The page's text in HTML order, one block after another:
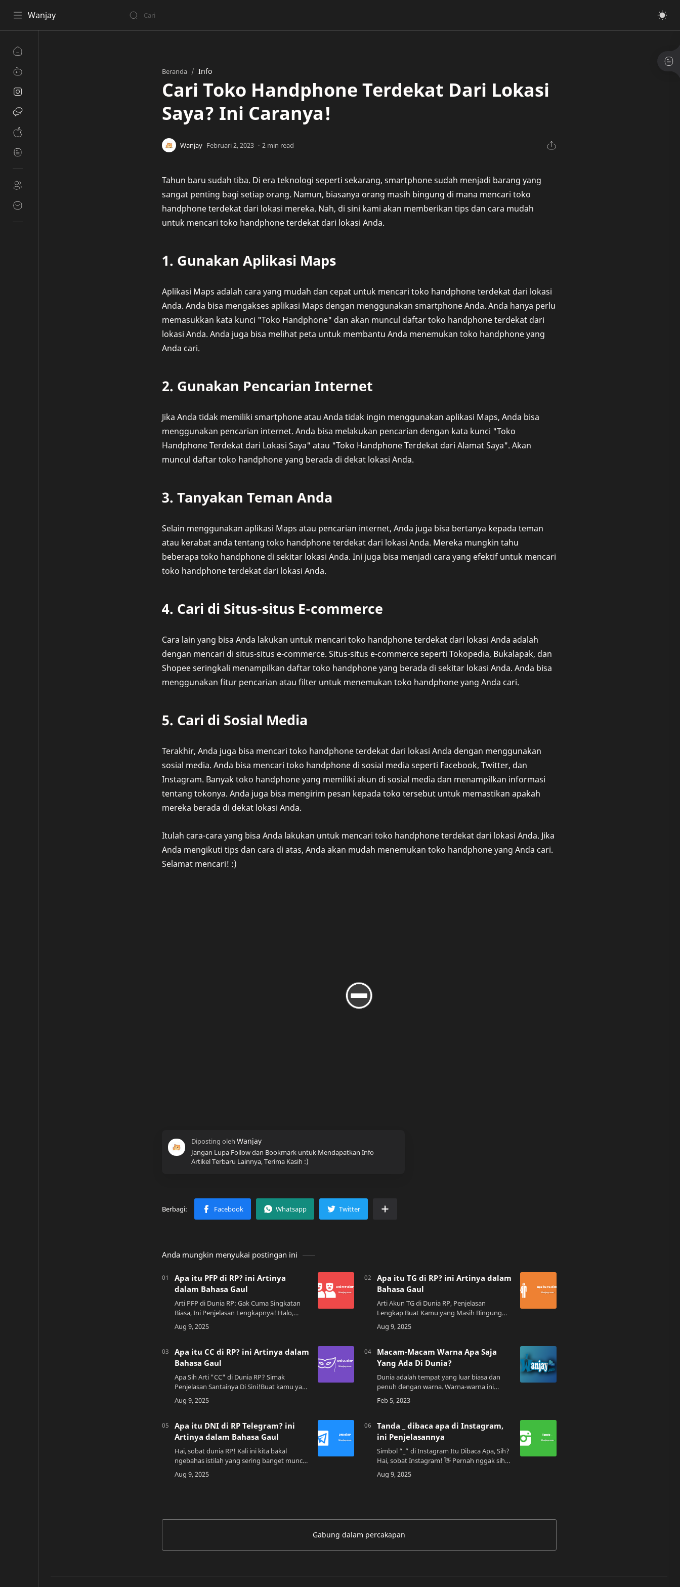
Wanjay
Beranda Info
Cari Toko Handphone Terdekat Dari Lokasi
Saya? Ini Caranya!
2 min read
Tahun baru sudah tiba. Di era teknologi seperti sekarang, smartphone sudah menjadi barang yang
sangat penting bagi setiap orang. Namun, biasanya orang masih bingung di mana mencari toko
handphone terdekat dari lokasi mereka. Nah, di sini kami akan memberikan tips dan cara mudah
untuk mencari toko handphone terdekat dari lokasi Anda.
1. Gunakan Aplikasi Maps
Aplikasi Maps adalah cara yang mudah dan cepat untuk mencari toko handphone terdekat dari lokasi
Anda. Anda bisa mengakses aplikasi Maps dengan menggunakan smartphone Anda. Anda hanya perlu
memasukkan kata kunci "Toko Handphone" dan akan muncul daftar toko handphone terdekat dari
lokasi Anda. Anda juga bisa melihat peta untuk membantu Anda menemukan toko handphone yang
Anda cari.
2. Gunakan Pencarian Internet
Jika Anda tidak memiliki smartphone atau Anda tidak ingin menggunakan aplikasi Maps, Anda bisa
menggunakan pencarian internet. Anda bisa melakukan pencarian dengan kata kunci "Toko
Handphone Terdekat dari Lokasi Saya" atau "Toko Handphone Terdekat dari Alamat Saya". Akan
muncul daftar toko handphone yang berada di dekat lokasi Anda.
3. Tanyakan Teman Anda
Selain menggunakan aplikasi Maps atau pencarian internet, Anda juga bisa bertanya kepada teman
atau kerabat anda tentang toko handphone terdekat dari lokasi Anda. Mereka mungkin tahu
beberapa toko handphone di sekitar lokasi Anda. Ini juga bisa menjadi cara yang efektif untuk mencari
toko handphone terdekat dari lokasi Anda.
4. Cari di Situs-situs E-commerce
Cara lain yang bisa Anda lakukan untuk mencari toko handphone terdekat dari lokasi Anda adalah
dengan mencari di situs-situs e-commerce. Situs-situs e-commerce seperti Tokopedia, Bukalapak, dan
Shopee seringkali menampilkan daftar toko handphone yang berada di sekitar lokasi Anda. Anda bisa
menggunakan fitur pencarian atau filter untuk menemukan toko handphone yang Anda cari.
5. Cari di Sosial Media
Terakhir, Anda juga bisa mencari toko handphone terdekat dari lokasi Anda dengan menggunakan
sosial media. Anda bisa mencari toko handphone di sosial media seperti Facebook, Twitter, dan
Instagram. Banyak toko handphone yang memiliki akun di sosial media dan menampilkan informasi
tentang tokonya. Anda juga bisa mengirim pesan kepada toko tersebut untuk memastikan apakah
mereka berada di dekat lokasi Anda.
Itulah cara-cara yang bisa Anda lakukan untuk mencari toko handphone terdekat dari lokasi Anda. Jika
Anda mengikuti tips dan cara di atas, Anda akan mudah menemukan toko handphone yang Anda cari.
Selamat mencari! :)
Jangan Lupa Follow dan Bookmark untuk Mendapatkan Info
Artikel Terbaru Lainnya, Terima Kasih :)
Anda mungkin menyukai postingan ini
Apa itu PFP di RP? ini Artinya
dalam Bahasa Gaul
Arti PFP di Dunia RP: Gak Cuma Singkatan
Biasa, Ini Penjelasan Lengkapnya! Halo,
teman-teman dunia RP! 👋 Buat kamu yang
udah lama atau baru aja nyemplung ke
Apa itu TG di RP? ini Artinya dalam
Bahasa Gaul
Arti Akun TG di Dunia RP, Penjelasan
Lengkap Buat Kamu yang Masih Bingung
Halo sobat RP lovers! Buat kamu yang suka
banget main roleplay (RP), pasti sering
Apa itu CC di RP? ini Artinya dalam
Bahasa Gaul
Apa Sih Arti "CC" di Dunia RP? Simak
Penjelasan Santainya Di Sini!Buat kamu yang
udah lama main roleplay (RP), pasti sering
banget nemu istilah-istilah singkatan aneh
Macam-Macam Warna Apa Saja
Yang Ada Di Dunia?
Dunia adalah tempat yang luar biasa dan
penuh dengan warna. Warna-warna ini
membuat dunia menjadi lebih indah dengan
beragam penampilannya. Mulai dari warna-
Apa itu DNI di RP Telegram? ini
Artinya dalam Bahasa Gaul
Hai, sobat dunia RP! Kali ini kita bakal
ngebahas istilah yang sering banget muncul
di dunia roleplayer alias RP di Telegram.
Kamu pasti pernah dong lihat tulisan "DNI"
Tanda _ dibaca apa di Instagram,
ini Penjelasannya
Simbol “_” di Instagram Itu Dibaca Apa, Sih?
Hai, sobat Instagram! 👋 Pernah nggak sih
kamu lihat akun IG yang namanya pakai
simbol kayak gini: john_doe atau
Gabung dalam percakapan